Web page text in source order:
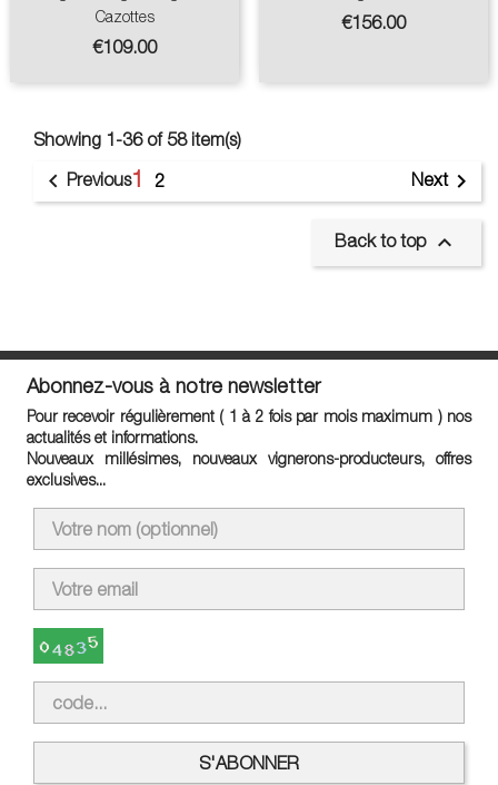
Cazottes
Price
€109.00
Price
€156.00
Showing 1-36 of 58 item(s)
 Previous1 2 Next
Back to top 
Abonnez-vous à notre newsletter
Pour recevoir régulièrement ( 1 à 2 fois par mois maximum ) nos
actualités et informations.
Nouveaux millésimes, nouveaux vignerons-producteurs, offres
exclusives...